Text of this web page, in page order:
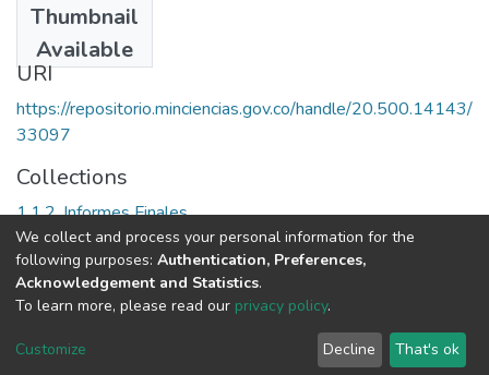
Thumbnail
Available
2005
URI
https://repositorio.minciencias.gov.co/handle/20.500.14143/
33097
Collections
1.1.2. Informes Finales
Full item page
DSpace software copyright © 2002-2026
Cookie
End User
Agreement
Send
Feedback
We collect and process your personal information for the
following purposes: Authentication, Preferences,
Acknowledgement and Statistics.
To learn more, please read our privacy policy.
Customize Decline That's ok